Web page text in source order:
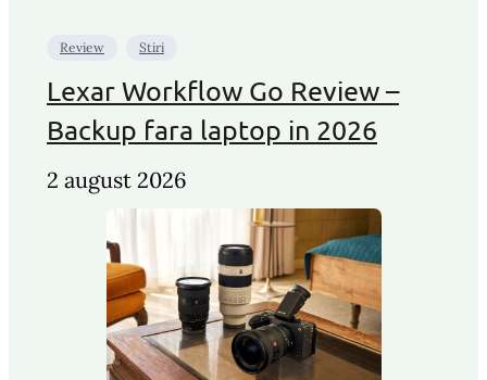
Review Stiri
Lexar Workflow Go Review –
Backup fara laptop in 2026
2 august 2026